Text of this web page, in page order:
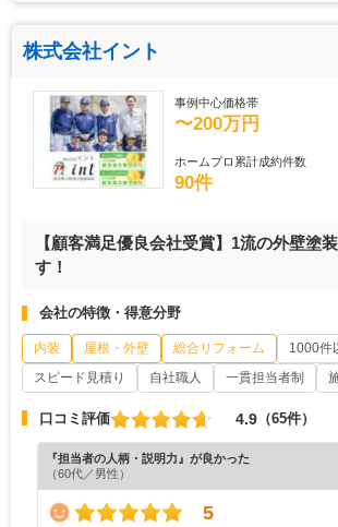
株式会社イント
事例中心価格帯
〜200万円
ホームプロ累計成約件数
90件
【顧客満足優良会社受賞】1流の外壁塗
す！
会社の特徴・得意分野
内装 屋根・外壁 総合リフォーム
1000件
スピード見積り
自社職人 一貫担当者制
口コミ評価 4.9 （65件）
『担当者の人柄・説明力』が良かった
（60代／男性）
5